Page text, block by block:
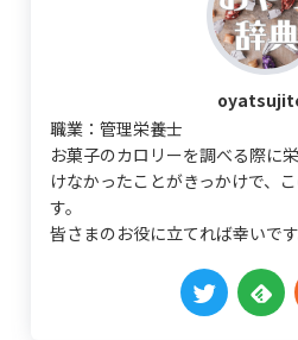
職業：管理栄養士
お菓子のカロリーを調べる際に
けなかったことがきっかけで、
す。
皆さまのお役に立てれば幸いです